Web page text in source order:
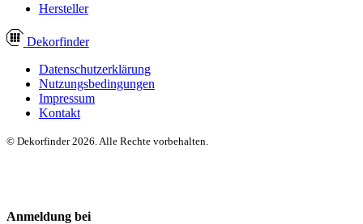
Hersteller
Dekorfinder
Datenschutzerklärung
Nutzungsbedingungen
Impressum
Kontakt
© Dekorfinder 2026. Alle Rechte vorbehalten.
Anmeldung bei